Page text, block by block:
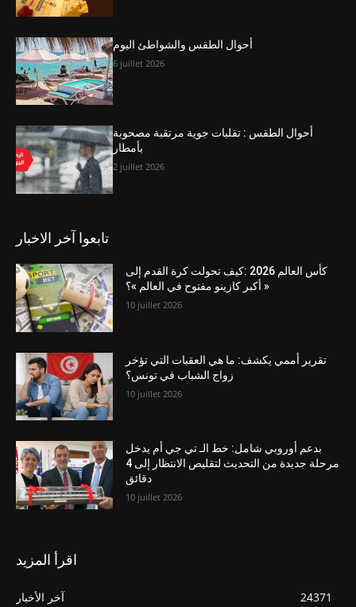
أحوال الطقس والشواطئ اليوم
6 juillet 2026
أحوال الطقس : تقلبات جوية مرتقبة مصحوبة
بأمطار
2 juillet 2026
تابعوا آخر الاخبار
كأس العالم 2026 :كيف تحولت كرة القدم إلى
« أكبر كازينو مفتوح في العالم »؟
10 juillet 2026
تقرير أممي يكشف: ما هي العقبات التي تؤخر
زواج الشباب في تونس؟
10 juillet 2026
بدعم أوروبي شامل: خط الـ تي جي أم يدخل
مرحلة جديدة من التحديث لتقليص الانتظار إلى 4
دقائق
10 juillet 2026
اقرأ المزيد
آخر الأخبار
24371